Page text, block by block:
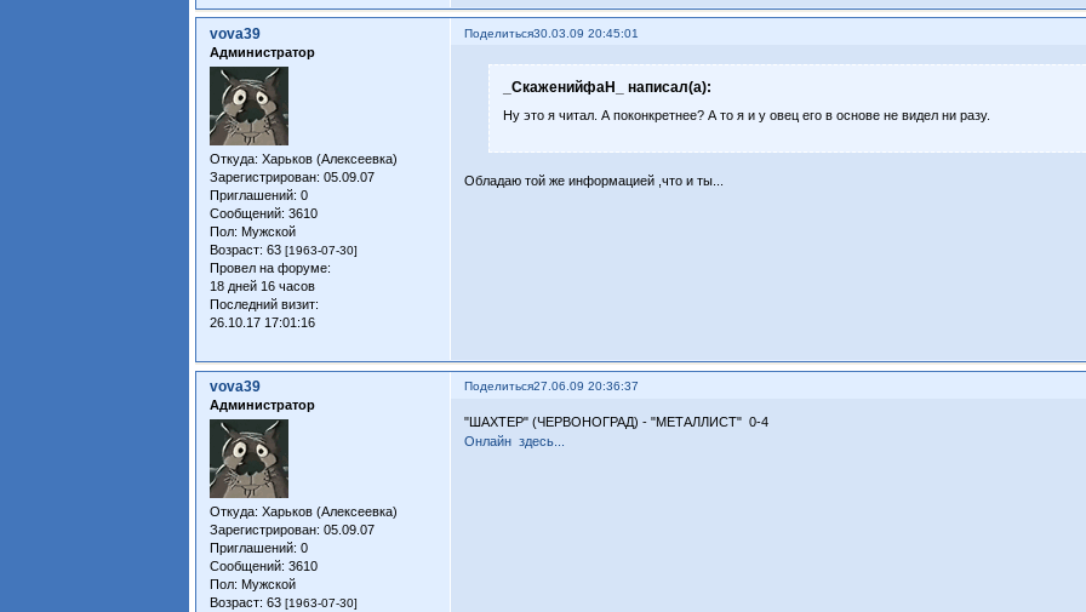
Поделиться30.03.09 20:45:01
vova39
Администратор
Откуда: Харьков (Алексеевка)
Зарегистрирован: 05.09.07
Приглашений: 0
Сообщений: 3610
Пол: Мужской
Возраст: 63[1963-07-30]
Провел на форуме:
18 дней 16 часов
Последний визит:
26.10.17 17:01:16
_СкаженийфаН_ написал(а):
Ну это я читал. А поконкретнее? А то я и у овец его в основе не видел ни разу.
Обладаю той же информацией ,что и ты...
Поделиться27.06.09 20:36:37
vova39
Администратор
Откуда: Харьков (Алексеевка)
Зарегистрирован: 05.09.07
Приглашений: 0
Сообщений: 3610
Пол: Мужской
Возраст: 63[1963-07-30]
"ШАХТЕР" (ЧЕРВОНОГРАД) - "МЕТАЛЛИСТ" 0-4
Онлайн здесь...